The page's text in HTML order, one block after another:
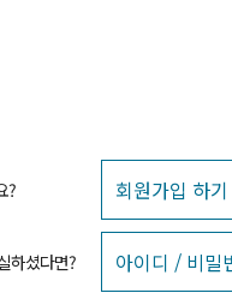
? 회원가입 하기
하셨다면? 아이디 / 비밀